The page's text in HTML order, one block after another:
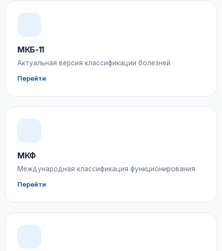
МКБ-11
Актуальная версия классификации болезней
Перейти
МКФ
Международная классификация функционирования
Перейти